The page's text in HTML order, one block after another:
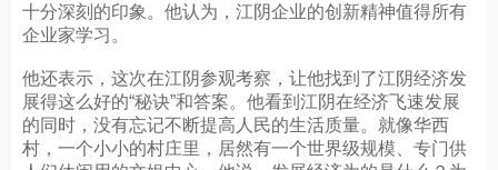
十分深刻的印象。他认为，江阴企业的创新精神值得所有
企业家学习。
他还表示，这次在江阴参观考察，让他找到了江阴经济发
展得这么好的“秘诀”和答案。他看到江阴在经济飞速发展
的同时，没有忘记不断提高人民的生活质量。就像华西
村，一个小小的村庄里，居然有一个世界级规模、专门供